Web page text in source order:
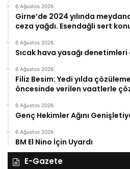
6 Ağustos 2026
Girne’de 2024 yılında
ceza yağdı. Esendağli sert
6 Ağustos 2026
Sıcak hava yasağı
6 Ağustos 2026
Filiz Besim: Yedi yılda
öncesinde verilen vaatlerle
6 Ağustos 2026
Genç Hekimler Ağını
6 Ağustos 2026
BM El Nino İçin Uyardı
E-Gazete